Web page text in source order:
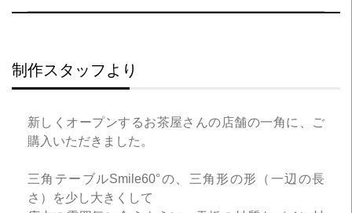
制作スタッフより
新しくオープンするお茶屋さんの店舗の一角に、ご
購入いただきました。
三角テーブルSmile60°の、三角形の形（一辺の長
さ）を少し大きくして